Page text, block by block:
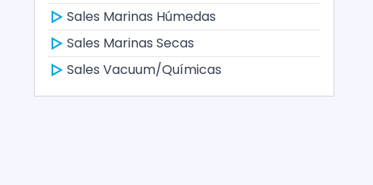
Sales Marinas Húmedas
Sales Marinas Secas
Sales Vacuum/Químicas